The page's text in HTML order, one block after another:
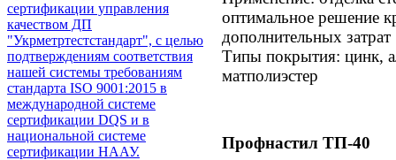
сертификации управления
качеством ДП
"Укрметртестстандарт", с целью
подтверждениям соответствия
нашей системы требованиям
стандарта ISO 9001:2015 в
международной системе
сертификации DQS и в
национальной системе
сертификации НААУ.
оптимальное решение
дополнительных затрат
Типы покрытия: цинк,
матполиэстер
Профнастил ТП-40